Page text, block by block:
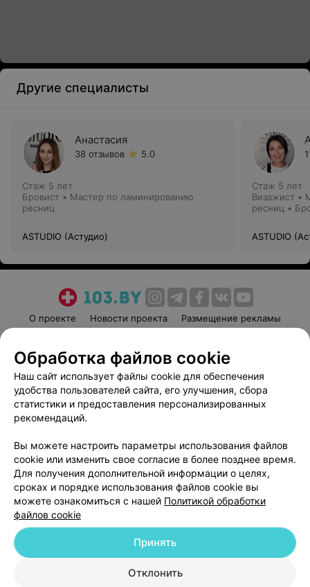
Другие специалисты
Анастасия
38 отзывов 5.0
Стаж 5 лет
Бровист • Мастер по ламинированию
ресниц
ASTUDIO (Астудио)
Стаж 5 лет
Визажист •
ресниц •
ASTUDIO
О проекте Новости проекта
Размещение рекламы
Пользовательское соглашение
Способы оплаты
Вакансии
Партнеры
Написать руководителю 103.by
Обработка персональных данных
© 2026 ООО «Артокс Лаб», УНП 191700409
| 220012, Республика Беларусь,
Обработка файлов cookie
Наш сайт использует файлы cookie для обеспечения
удобства пользователей сайта, его улучшения, сбора
статистики и предоставления персонализированных
рекомендаций.
Вы можете настроить параметры использования файлов
cookie или изменить свое согласие в более позднее время.
Для получения дополнительной информации о целях,
сроках и порядке использования файлов cookie вы
можете ознакомиться с нашей Политикой обработки
файлов cookie
Отклонить
Принять